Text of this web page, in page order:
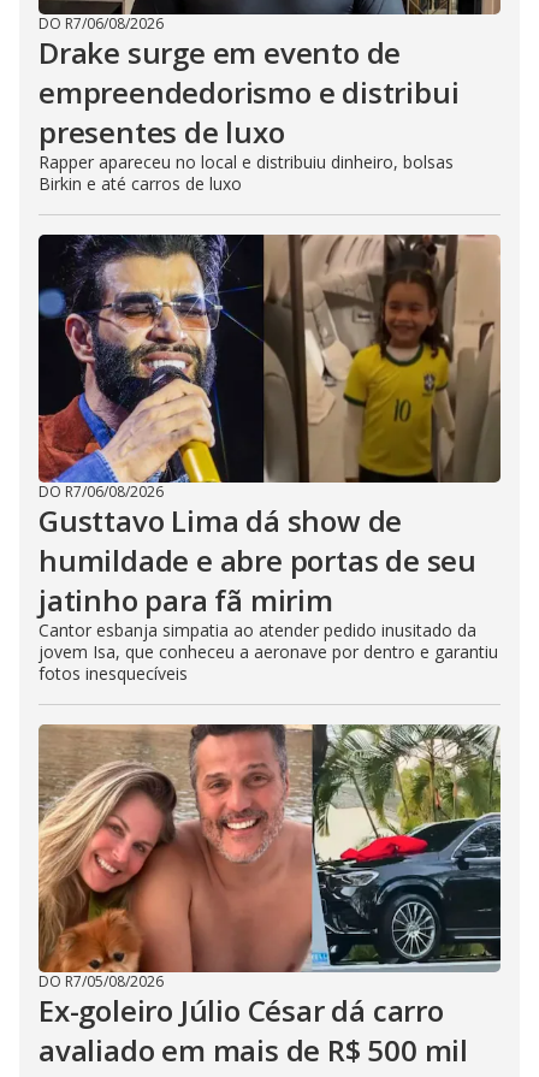
DO R7/06/08/2026
Drake surge em evento de
empreendedorismo e distribui
presentes de luxo
Rapper apareceu no local e distribuiu dinheiro, bolsas
Birkin e até carros de luxo
DO R7/06/08/2026
Gusttavo Lima dá show de
humildade e abre portas de seu
jatinho para fã mirim
Cantor esbanja simpatia ao atender pedido inusitado da
jovem Isa, que conheceu a aeronave por dentro e garantiu
fotos inesquecíveis
DO R7/05/08/2026
Ex-goleiro Júlio César dá carro
avaliado em mais de R$ 500 mil